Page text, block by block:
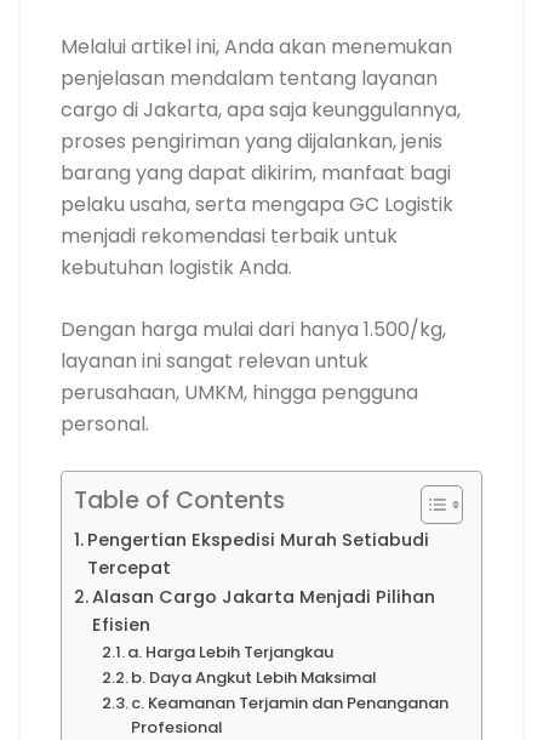
Melalui artikel ini, Anda akan menemukan
penjelasan mendalam tentang layanan
cargo di Jakarta, apa saja keunggulannya,
proses pengiriman yang dijalankan, jenis
barang yang dapat dikirim, manfaat bagi
pelaku usaha, serta mengapa GC Logistik
menjadi rekomendasi terbaik untuk
kebutuhan logistik Anda.
Dengan harga mulai dari hanya 1.500/kg,
layanan ini sangat relevan untuk
perusahaan, UMKM, hingga pengguna
personal.
Table of Contents
Pengertian Ekspedisi Murah Setiabudi
Tercepat
Alasan Cargo Jakarta Menjadi Pilihan
Efisien
a. Harga Lebih Terjangkau
b. Daya Angkut Lebih Maksimal
c. Keamanan Terjamin dan Penanganan
Profesional